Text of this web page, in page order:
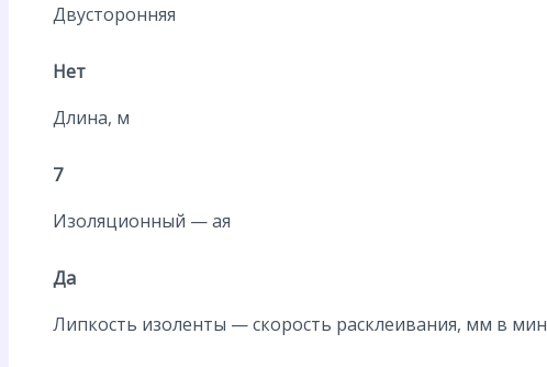
Двусторонняя
Нет
Длина, м
7
Изоляционный — ая
Да
Липкость изоленты — скорость расклеивания, мм в мин